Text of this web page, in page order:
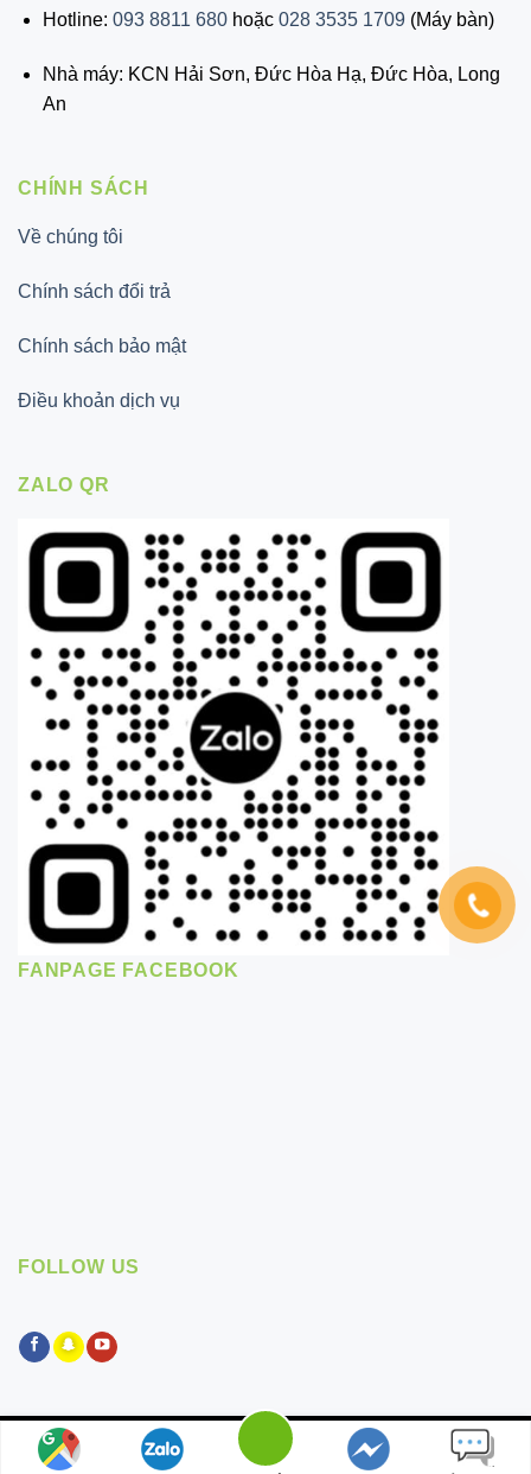
Hotline: 093 8811 680hoặc 028 3535 1709(Máy bàn)
Nhà máy: KCN Hải Sơn, Đức Hòa Hạ, Đức Hòa, Long
An
CHÍNH SÁCH
Về chúng tôi
Chính sách đổi trả
Chính sách bảo mật
Điều khoản dịch vụ
ZALO QR
FANPAGE FACEBOOK
FOLLOW US
Bản quyền thuộc về Vinaseal.vn